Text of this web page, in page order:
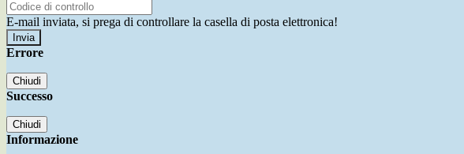
E-mail inviata, si prega di controllare la casella di posta elettronica!
Errore
Chiudi
Successo
Chiudi
Informazione